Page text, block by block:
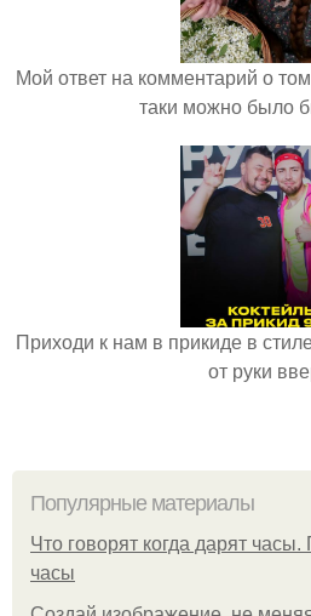
Мой ответ на комментарий о
таки можно было
Приходи к нам в прикиде в
от руки
Популярные материалы
Что говорят когда дарят
часы